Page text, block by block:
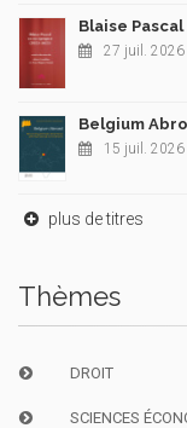
Blaise
27 juil. 2026
Belgium
15 juil. 2026
plus de titres
Thèmes
DROIT
SCIENCES